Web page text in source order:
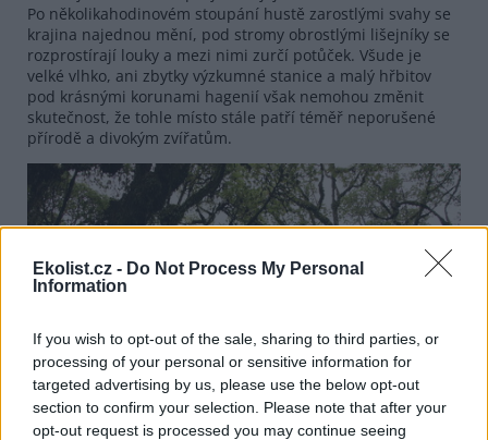
Ekolist.cz - Do Not Process My Personal
Information
If you wish to opt-out of the sale, sharing to third parties, or
processing of your personal or sensitive information for
targeted advertising by us, please use the below opt-out
section to confirm your selection. Please note that after your
opt-out request is processed you may continue seeing
Po několikahodinovém stoupání hustě zarostlými svahy se
krajina najednou mění, pod stromy obrostlými lišejníky se
rozprostírají louky a mezi nimi zurčí potůček. Všude je
velké vlhko, ani zbytky výzkumné stanice a malý hřbitov
pod krásnými korunami hagenií však nemohou změnit
skutečnost, že tohle místo stále patří téměř neporušené
přírodě a divokým zvířatům.